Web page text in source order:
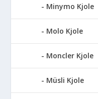
Minymo Kjole
Molo Kjole
Moncler Kjole
Müsli Kjole